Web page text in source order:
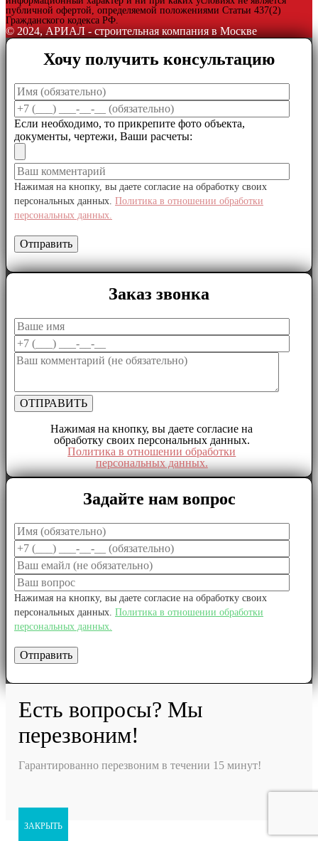
публичной офертой, определяемой положениями Статьи 437(2)
Гражданского кодекса РФ.
© 2024, АРИАЛ - строительная компания в Москве
Хочу получить консультацию
Если необходимо, то прикрепите фото объекта,
документы, чертежи, Ваши расчеты:
Нажимая на кнопку, вы даете согласие на обработку своих
персональных данных. Политика в отношении обработки
персональных данных.
Заказ звонка
Нажимая на кнопку, вы даете согласие на
обработку своих персональных данных.
Политика в отношении обработки
персональных данных.
Задайте нам вопрос
Нажимая на кнопку, вы даете согласие на обработку своих
персональных данных. Политика в отношении обработки
персональных данных.
Есть вопросы? Мы
перезвоним!
Гарантированно перезвоним в течении 15 минут!
ЗАКРЫТЬ